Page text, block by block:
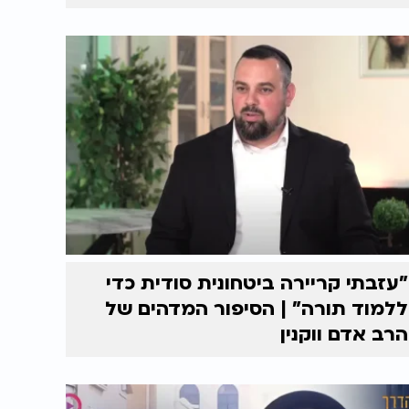
"עזבתי קריירה ביטחונית סודית כדי
ללמוד תורה" | הסיפור המדהים של
הרב אדם ווקנין